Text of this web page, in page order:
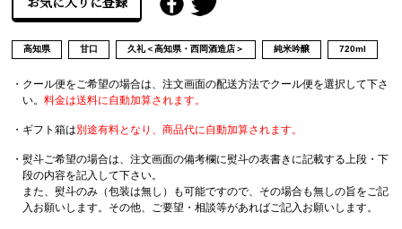
高知県 甘口 久礼＜高知県・西岡酒造店＞ 純米吟醸 720ml
・クール便をご希望の場合は、注文画面の配送方法でクール便を選択して下さ
い。料金は送料に自動加算されます。
・ギフト箱は別途有料となり、商品代に自動加算されます。
・熨斗ご希望の場合は、注文画面の備考欄に熨斗の表書きに記載する上段・下
段の内容を記入して下さい。
また、熨斗のみ（包装は無し）も可能ですので、その場合も無しの旨をご記
入お願いします。その他、ご要望・相談等があればご記入お願いします。